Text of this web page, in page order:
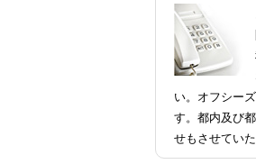
い。オフシー
す。都内及び
せもさせていた